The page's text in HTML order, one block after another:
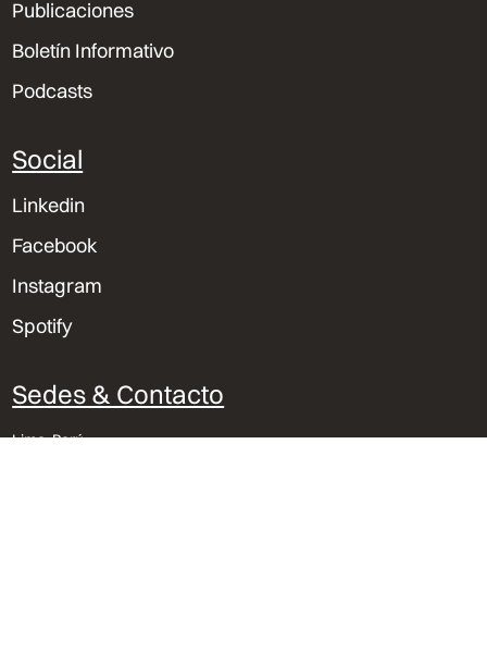
Publicaciones
Boletín Informativo
Podcasts
Social
Linkedin
Facebook
Instagram
Spotify
Sedes & Contacto
Lima, Perú